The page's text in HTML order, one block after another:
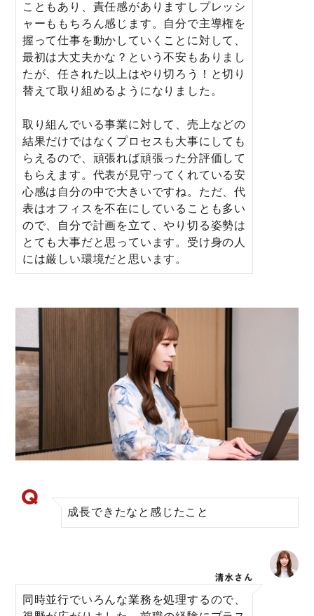
こともあり、責任感がありますしプレッシ
ャーももちろん感じます。自分で主導権を
握って仕事を動かしていくことに対して、
最初は大丈夫かな？という不安もありまし
たが、任された以上はやり切ろう！と切り
替えて取り組めるようになりました。
取り組んでいる事業に対して、売上などの
結果だけではなくプロセスも大事にしても
らえるので、頑張れば頑張った分評価して
もらえます。代表が見守ってくれている安
心感は自分の中で大きいですね。ただ、代
表はオフィスを不在にしていることも多い
ので、自分で計画を立て、やり切る姿勢は
とても大事だと思っています。受け身の人
には厳しい環境だと思います。
成長できたなと感じたこと
同時並行でいろんな業務を処理するので、